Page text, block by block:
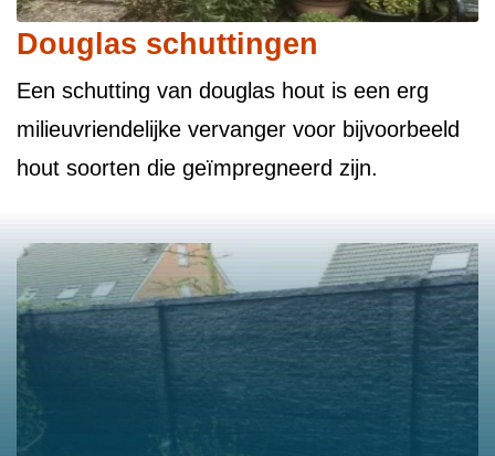
Douglas schuttingen
Een schutting van douglas hout is een erg
milieuvriendelijke vervanger voor bijvoorbeeld
hout soorten die geïmpregneerd zijn.